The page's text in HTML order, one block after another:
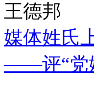
王德邦
媒体姓氏
——评“党